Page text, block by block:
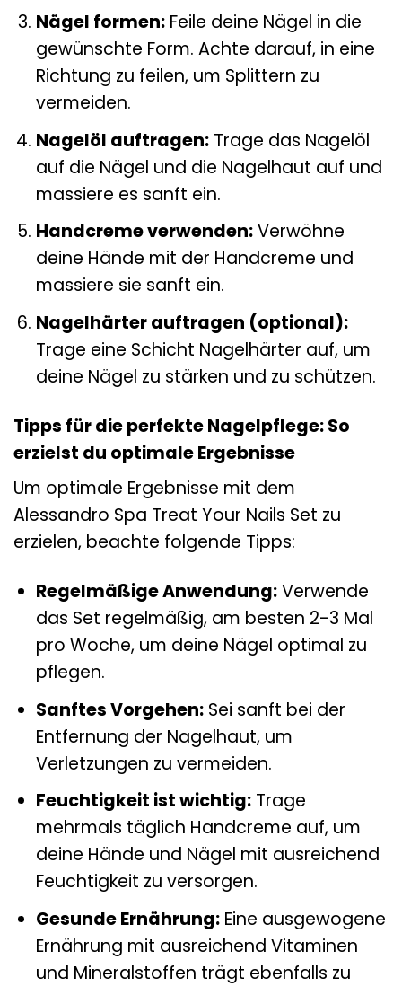
Nägel formen:Feile deine Nägel in die
gewünschte Form. Achte darauf, in eine
Richtung zu feilen, um Splittern zu
vermeiden.
Nagelöl auftragen:Trage das Nagelöl
auf die Nägel und die Nagelhaut auf und
massiere es sanft ein.
Handcreme verwenden:Verwöhne
deine Hände mit der Handcreme und
massiere sie sanft ein.
Nagelhärter auftragen (optional):
Trage eine Schicht Nagelhärter auf, um
deine Nägel zu stärken und zu schützen.
Tipps für die perfekte Nagelpflege: So
erzielst du optimale Ergebnisse
Um optimale Ergebnisse mit dem
Alessandro Spa Treat Your Nails Set zu
erzielen, beachte folgende Tipps:
Regelmäßige Anwendung:Verwende
das Set regelmäßig, am besten 2-3 Mal
pro Woche, um deine Nägel optimal zu
pflegen.
Sanftes Vorgehen:Sei sanft bei der
Entfernung der Nagelhaut, um
Verletzungen zu vermeiden.
Feuchtigkeit ist wichtig:Trage
mehrmals täglich Handcreme auf, um
deine Hände und Nägel mit ausreichend
Feuchtigkeit zu versorgen.
Gesunde Ernährung:Eine ausgewogene
Ernährung mit ausreichend Vitaminen
und Mineralstoffen trägt ebenfalls zu